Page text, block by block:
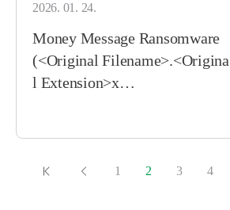
2026. 01. 24.
Money Message Ransomware
(<Original Filename>.<Origina
l Extension>x…
1 2 3 4